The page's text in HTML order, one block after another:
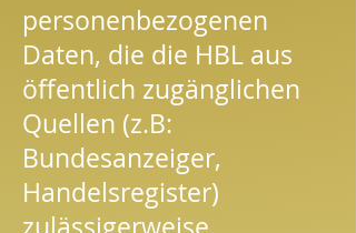
personenbezogenen
Daten, die die HBL aus
öffentlich zugänglichen
Quellen (z.B:
Bundesanzeiger,
Handelsregister)